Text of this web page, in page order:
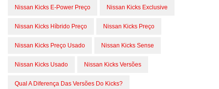
Nissan Kicks E-Power Preço Nissan Kicks Exclusive
Nissan Kicks Híbrido Preço Nissan Kicks Preço
Nissan Kicks Preço Usado Nissan Kicks Sense
Nissan Kicks Usado Nissan Kicks Versões
Qual A Diferença Das Versões Do Kicks?